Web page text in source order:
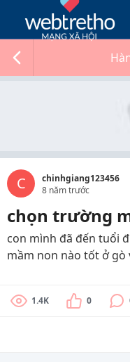
C
chinhgiang123456
8 năm trước
chọn trường
con mình đã đến tuổi
mầm non nào tốt ở gò
1.4K 0